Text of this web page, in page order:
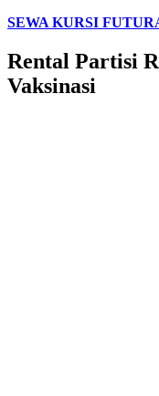
SEWA KURSI
Rental Partisi
Vaksinasi